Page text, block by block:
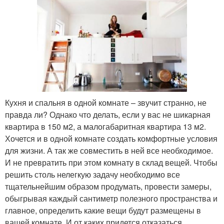
Кухня и спальня в одной комнате – звучит странно, не
правда ли? Однако что делать, если у вас не шикарная
квартира в 150 м2, а малогабаритная квартира 13 м2.
Хочется и в одной комнате создать комфортные условия
для жизни. А так же совместить в ней все необходимое.
И не превратить при этом комнату в склад вещей. Чтобы
решить столь нелегкую задачу необходимо все
тщательнейшим образом продумать, провести замеры,
обыгрывая каждый сантиметр полезного пространства и
главное, определить какие вещи будут размещены в